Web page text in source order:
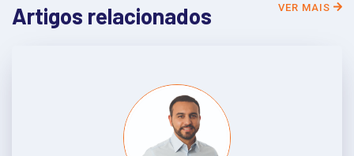
Artigos relacionados VER MAIS